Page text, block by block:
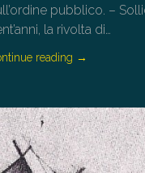
pubblico. –
la rivolta di…
reading →